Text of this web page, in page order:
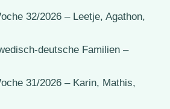
32/2026 – Leetje, Agathon,
deutsche Familien –
31/2026 – Karin, Mathis,